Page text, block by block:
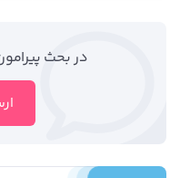
در بحث‌‌